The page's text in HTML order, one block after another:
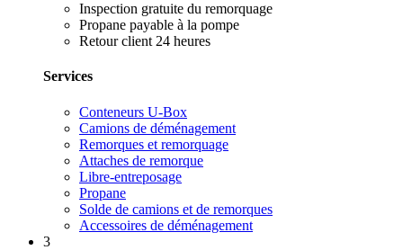
Inspection gratuite du remorquage
Propane payable à la pompe
Retour client 24 heures
Services
Conteneurs U-Box
Camions de déménagement
Remorques et remorquage
Attaches de remorque
Libre-entreposage
Propane
Solde de camions et de remorques
Accessoires de déménagement
3